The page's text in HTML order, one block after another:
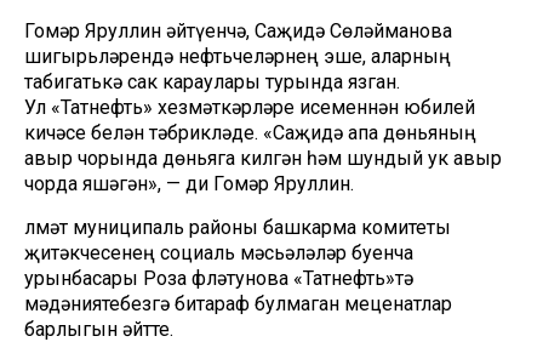
Гомәр Яруллин әйтүенчә, Саҗидә Сөләйманова
шигырьләрендә нефтьчеләрнең эше, аларның
табигатькә сак караулары турында язган.
Ул «Татнефть» хезмәткәрләре исеменнән юбилей
кичәсе белән тәбрикләде. «Саҗидә апа дөньяның
авыр чорында дөньяга килгән һәм шундый ук авыр
чорда яшәгән», — ди Гомәр Яруллин.
Әлмәт муниципаль районы башкарма комитеты
җитәкчесенең социаль мәсьәләләр буенча
урынбасары Роза Әфләтунова «Татнефть»тә
мәдәниятебезгә битараф булмаган меценатлар
барлыгын әйтте.